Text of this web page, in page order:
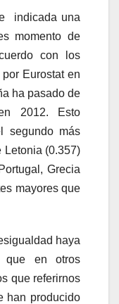
indicada una
momento de
con los
Eurostat en
ha pasado de
2012. Esto
segundo más
Letonia (0.357)
Grecia
mayores que
haya
que en otros
que referirnos
han producido